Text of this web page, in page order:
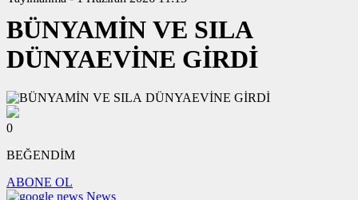
BÜNYAMİN VE SILA
DÜNYAEVİNE GİRDİ
0
BEĞENDİM
ABONE OL
News